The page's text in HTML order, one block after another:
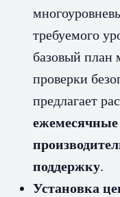
требуемого
базовый план
проверки
предлагает
поддержку.
Установка